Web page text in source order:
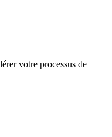
votre processus de